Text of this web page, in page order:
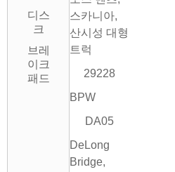
디스
크
브레
이크
패드
스카니아,
산시성 대형
트럭
29228
BPW
DA05
DeLong
Bridge,